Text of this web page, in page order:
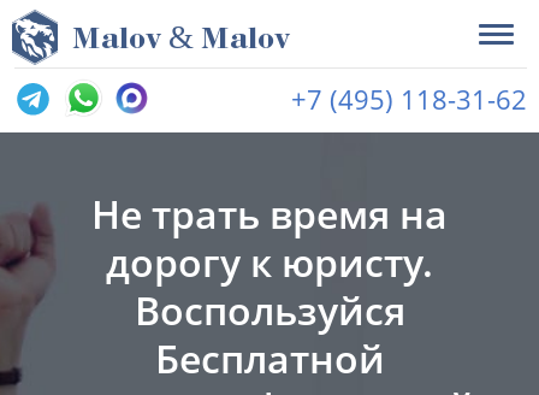
Malov & Malov
+7 (495) 118-31-62
Не трать время на
дорогу к юристу.
Воспользуйся
Бесплатной